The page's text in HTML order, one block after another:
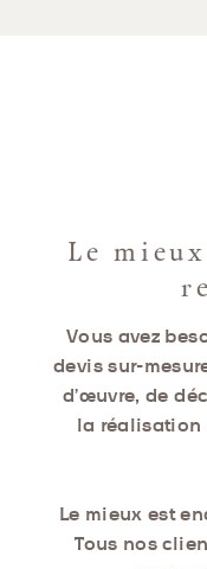
Le
Vous avez
devis sur-
d’œuvre, de
la réalisation
Le mieux est
Tous nos